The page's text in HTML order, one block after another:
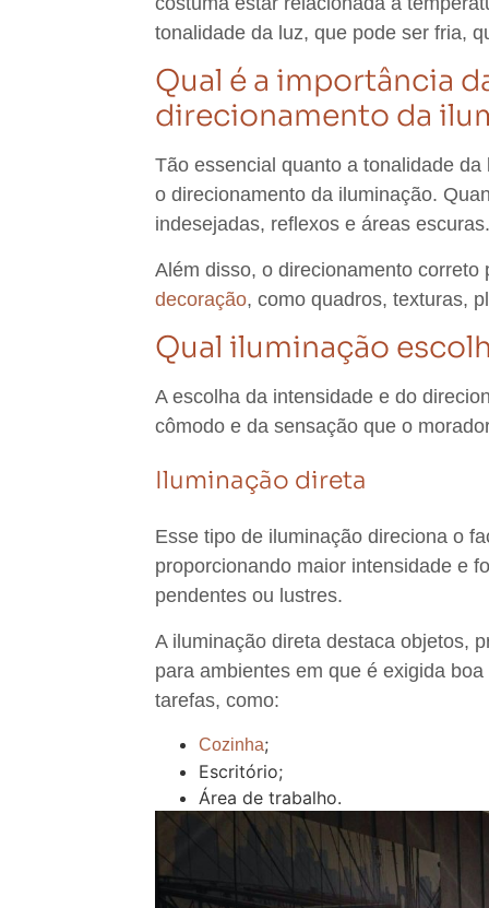
tonalidade da luz, que pode ser fria,
Qual é a importância
direcionamento da
Tão essencial quanto a tonalidade
o direcionamento da iluminação.
indesejadas, reflexos e áreas escuras.
Além disso, o direcionamento
decoração, como quadros, texturas,
Qual iluminação
A escolha da intensidade e do
cômodo e da sensação que o
Iluminação direta
Esse tipo de iluminação direciona o
proporcionando maior intensidade e
pendentes ou lustres.
A iluminação direta destaca objetos,
para ambientes em que é exigida boa
tarefas, como:
Cozinha;
Escritório;
Área de trabalho.